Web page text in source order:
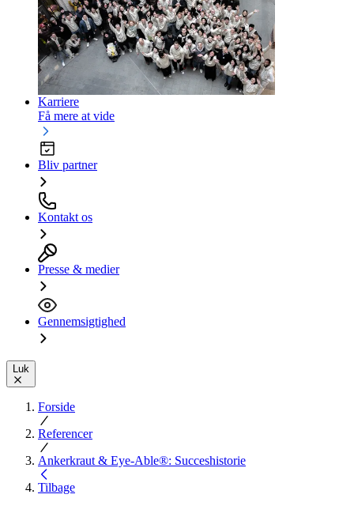
Karriere
Få mere at vide
Bliv partner
Kontakt os
Presse & medier
Gennemsigtighed
Luk
Forside
Referencer
Ankerkraut & Eye-Able®: Succeshistorie
Tilbage